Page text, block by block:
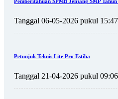
Tanggal 06-05-2026 pukul 15:47
Petunjuk Teknis Lite Pro Estiba
Tanggal 21-04-2026 pukul 09:06